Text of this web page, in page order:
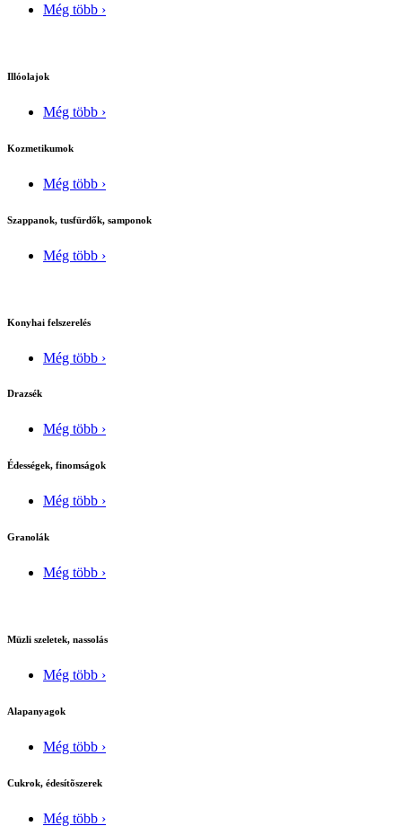
Még több ›
Illóolajok
Még több ›
Kozmetikumok
Még több ›
Szappanok, tusfürdők, samponok
Még több ›
Konyhai felszerelés
Még több ›
Drazsék
Még több ›
Édességek, finomságok
Még több ›
Granolák
Még több ›
Müzli szeletek, nassolás
Még több ›
Alapanyagok
Még több ›
Cukrok, édesítõszerek
Még több ›